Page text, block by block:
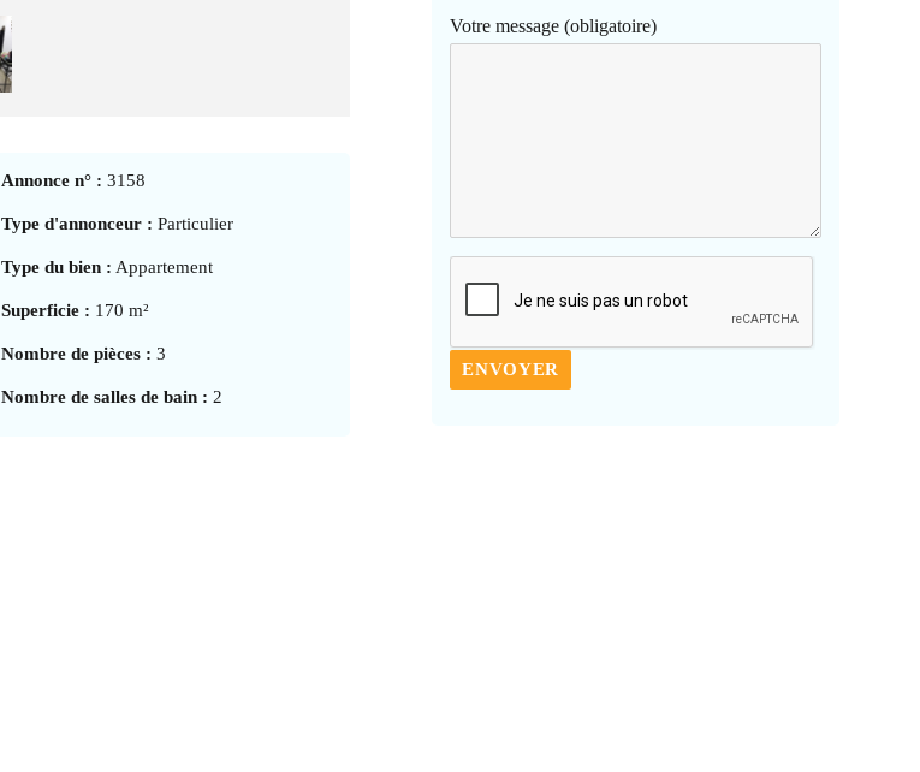
Annonce n° : 3158
Type d'annonceur : Particulier
Type du bien : Appartement
Superficie : 170 m²
Nombre de pièces : 3
Nombre de salles de bain : 2
Votre message (obligatoire)